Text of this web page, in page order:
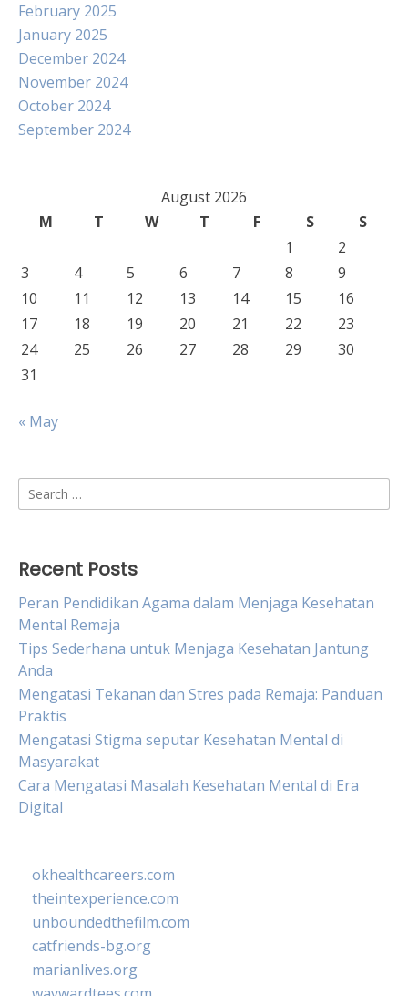
February 2025
January 2025
December 2024
November 2024
October 2024
September 2024
August 2026
M
T W T F S
S
1
2
3
4 5 6 7 8
9
10
11 12 13 14 15
16
17
18 19 20 21 22
23
24
25 26 27 28 29
30
31
« May
Search
for:
Recent Posts
Peran Pendidikan Agama dalam Menjaga Kesehatan
Mental Remaja
Tips Sederhana untuk Menjaga Kesehatan Jantung
Anda
Mengatasi Tekanan dan Stres pada Remaja: Panduan
Praktis
Mengatasi Stigma seputar Kesehatan Mental di
Masyarakat
Cara Mengatasi Masalah Kesehatan Mental di Era
Digital
okhealthcareers.com
theintexperience.com
unboundedthefilm.com
catfriends-bg.org
marianlives.org